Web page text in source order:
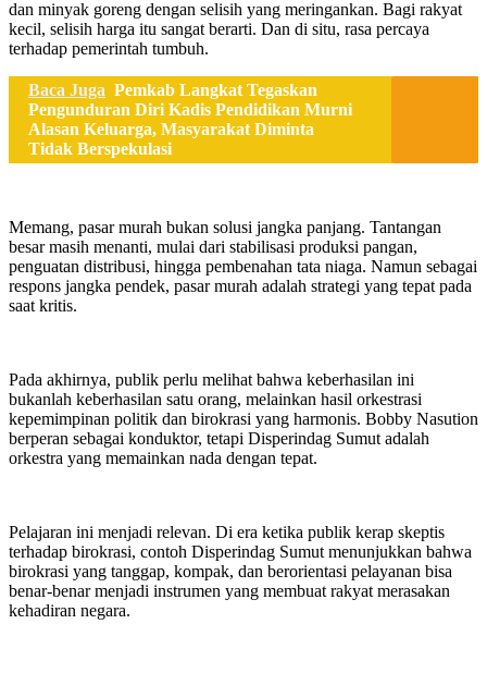
dan minyak goreng dengan selisih yang meringankan. Bagi rakyat
kecil, selisih harga itu sangat berarti. Dan di situ, rasa percaya
terhadap pemerintah tumbuh.
Baca Juga Pemkab Langkat Tegaskan
Pengunduran Diri Kadis Pendidikan Murni
Alasan Keluarga, Masyarakat Diminta
Tidak Berspekulasi
Memang, pasar murah bukan solusi jangka panjang. Tantangan
besar masih menanti, mulai dari stabilisasi produksi pangan,
penguatan distribusi, hingga pembenahan tata niaga. Namun sebagai
respons jangka pendek, pasar murah adalah strategi yang tepat pada
saat kritis.
Pada akhirnya, publik perlu melihat bahwa keberhasilan ini
bukanlah keberhasilan satu orang, melainkan hasil orkestrasi
kepemimpinan politik dan birokrasi yang harmonis. Bobby Nasution
berperan sebagai konduktor, tetapi Disperindag Sumut adalah
orkestra yang memainkan nada dengan tepat.
Pelajaran ini menjadi relevan. Di era ketika publik kerap skeptis
terhadap birokrasi, contoh Disperindag Sumut menunjukkan bahwa
birokrasi yang tanggap, kompak, dan berorientasi pelayanan bisa
benar-benar menjadi instrumen yang membuat rakyat merasakan
kehadiran negara.